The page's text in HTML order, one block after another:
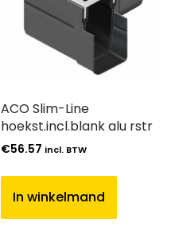
ACO Slim-Line
hoekst.incl.blank alu rstr
€56.57 incl. BTW
In winkelmand